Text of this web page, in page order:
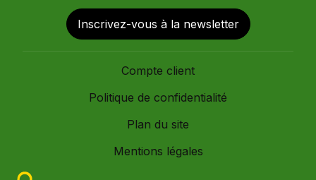
Inscrivez-vous à la newsletter
Compte client
Politique de confidentialité
Plan du site
Mentions légales